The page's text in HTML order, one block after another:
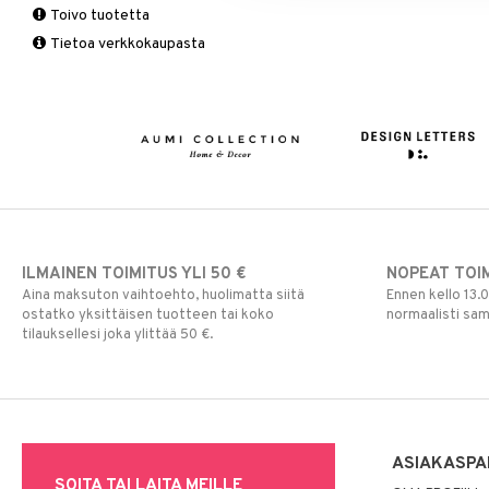
Seinäkoristeet
Vaasit
Piensäilytys & Korit
Lakanasetit
Lakanat & Tyynyliinat
Matot
Viltit & Peitteet
Puutarhavälineet
Ruukut
Pöytälamput
Valaistustarvikkeet
Toivo tuotetta
Tietoa verkkokaupasta
ILMAINEN TOIMITUS YLI 50 €
Aina maksuton vaihtoehto, huolimatta siitä
ostatko yksittäisen tuotteen tai koko
tilauksellesi joka ylittää 50 €.
NOPEAT
Ennen kello
normaalisti